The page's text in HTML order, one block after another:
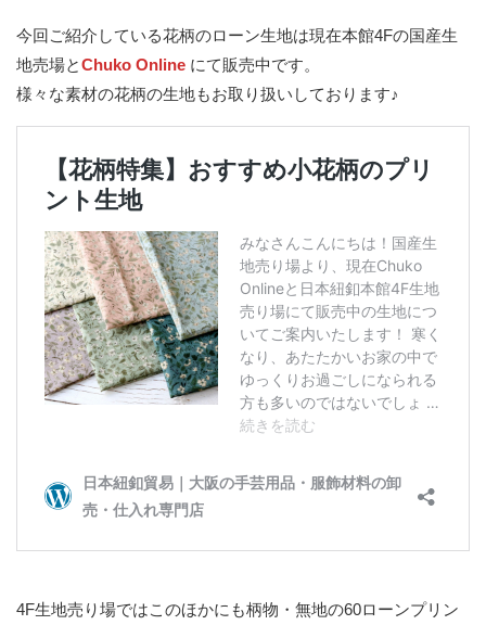
今回ご紹介している花柄のローン生地は現在本館4Fの国産生
地売場とChuko Online にて販売中です。
様々な素材の花柄の生地もお取り扱いしております♪
4F生地売り場ではこのほかにも柄物・無地の60ローンプリン